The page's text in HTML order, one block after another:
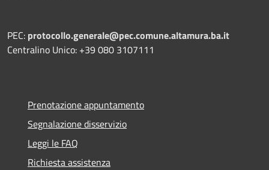
PEC: protocollo.generale@pec.comune.altamura.ba.it
Centralino Unico: +39 080 3107111
Prenotazione appuntamento
Segnalazione disservizio
Leggi le FAQ
Richiesta assistenza